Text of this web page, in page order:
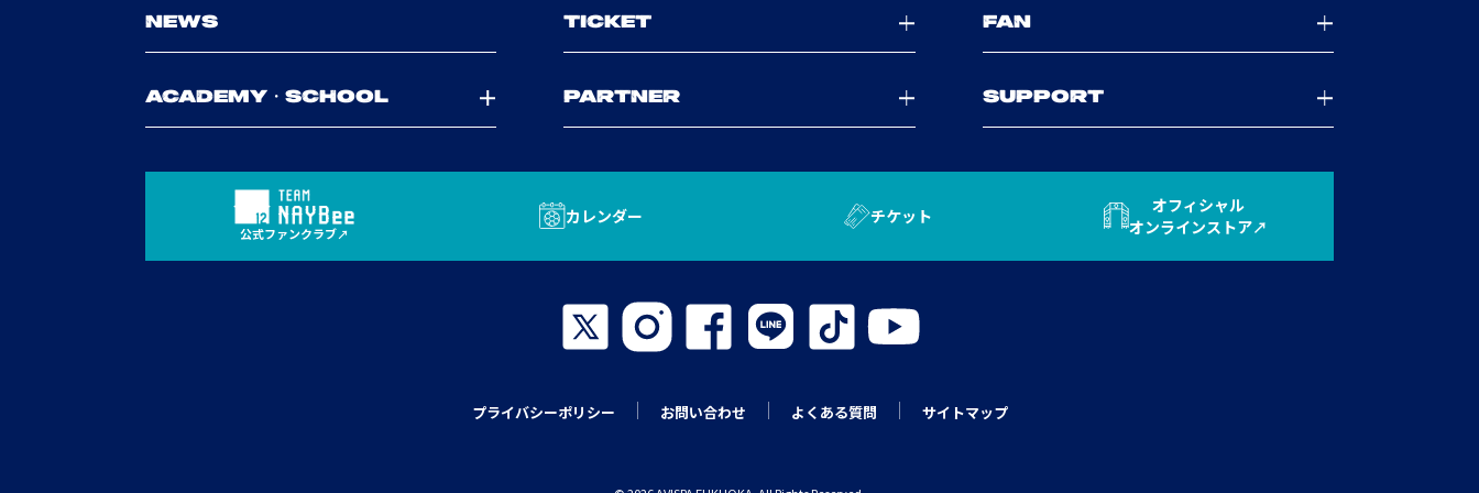
NEWS TICKET FAN
ACADEMY・SCHOOL PARTNER SUPPORT
公式ファンクラブ
カレンダー チケット
オフィシャル
オンラインストア
プライバシーポリシー お問い合わせ よくある質問 サイトマップ